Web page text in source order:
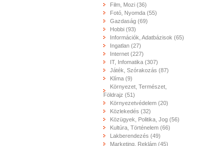
Film, Mozi (36)
Fotó, Nyomda (55)
Gazdaság (69)
Hobbi (93)
Információk, Adatbázisok (65)
Ingatlan (27)
Internet (227)
IT, Infomatika (307)
Játék, Szórakozás (87)
Klíma (9)
Környezet, Természet,
Földrajz (51)
Környezetvédelem (20)
Közlekedés (32)
Közügyek, Politika, Jog (56)
Kultúra, Történelem (66)
Lakberendezés (49)
Marketing, Reklám (45)